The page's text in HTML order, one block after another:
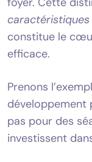
caractéristiques
constitue le
efficace.
Prenons
développement
pas pour des
investissent